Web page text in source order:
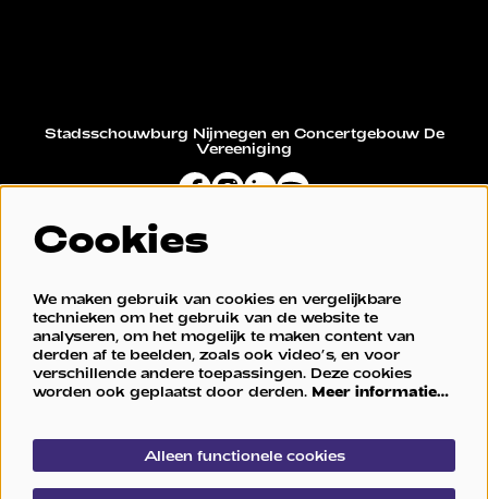
Stadsschouwburg Nijmegen en Concertgebouw De
Vereeniging
Cookies
We maken gebruik van cookies en vergelijkbare
technieken om het gebruik van de website te
analyseren, om het mogelijk te maken content van
derden af te beelden, zoals ook video’s, en voor
verschillende andere toepassingen. Deze cookies
worden ook geplaatst door derden. Meer informatie…
Alleen functionele cookies